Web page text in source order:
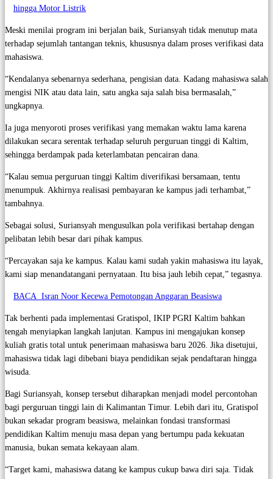
hingga Motor Listrik
Meski menilai program ini berjalan baik, Suriansyah tidak menutup mata
terhadap sejumlah tantangan teknis, khususnya dalam proses verifikasi data
mahasiswa.
“Kendalanya sebenarnya sederhana, pengisian data. Kadang mahasiswa salah
mengisi NIK atau data lain, satu angka saja salah bisa bermasalah,”
ungkapnya.
Ia juga menyoroti proses verifikasi yang memakan waktu lama karena
dilakukan secara serentak terhadap seluruh perguruan tinggi di Kaltim,
sehingga berdampak pada keterlambatan pencairan dana.
“Kalau semua perguruan tinggi Kaltim diverifikasi bersamaan, tentu
menumpuk. Akhirnya realisasi pembayaran ke kampus jadi terhambat,”
tambahnya.
Sebagai solusi, Suriansyah mengusulkan pola verifikasi bertahap dengan
pelibatan lebih besar dari pihak kampus.
“Percayakan saja ke kampus. Kalau kami sudah yakin mahasiswa itu layak,
kami siap menandatangani pernyataan. Itu bisa jauh lebih cepat,” tegasnya.
BACA Isran Noor Kecewa Pemotongan Anggaran Beasiswa
Tak berhenti pada implementasi Gratispol, IKIP PGRI Kaltim bahkan
tengah menyiapkan langkah lanjutan. Kampus ini mengajukan konsep
kuliah gratis total untuk penerimaan mahasiswa baru 2026. Jika disetujui,
mahasiswa tidak lagi dibebani biaya pendidikan sejak pendaftaran hingga
wisuda.
Bagi Suriansyah, konsep tersebut diharapkan menjadi model percontohan
bagi perguruan tinggi lain di Kalimantan Timur. Lebih dari itu, Gratispol
bukan sekadar program beasiswa, melainkan fondasi transformasi
pendidikan Kaltim menuju masa depan yang bertumpu pada kekuatan
manusia, bukan semata kekayaan alam.
“Target kami, mahasiswa datang ke kampus cukup bawa diri saja. Tidak